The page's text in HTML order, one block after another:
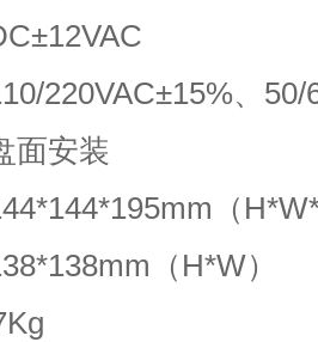
220VAC±15%、50/
面安装
（
（H*W）